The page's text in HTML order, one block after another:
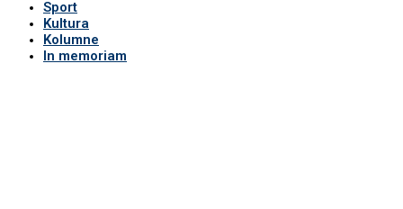
Sport
Kultura
Kolumne
In memoriam